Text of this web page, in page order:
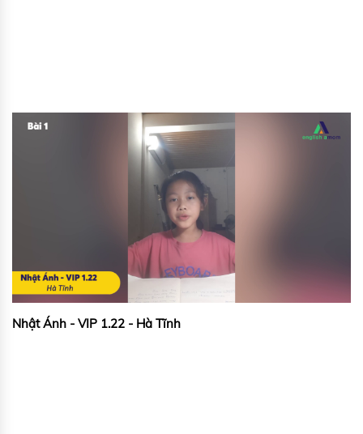
Nhật Ánh - VIP 1.22 - Hà Tĩnh